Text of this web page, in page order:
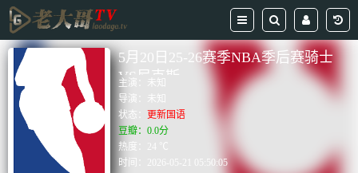
5月20日25-26赛季NBA季后赛骑士
VS尼克斯
主演：
未知
导演：
未知
状态： 更新国语
豆瓣：0.0分
热度：24 ℃
时间： 2026-05-21 05:50:05